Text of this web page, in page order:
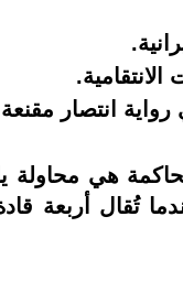
انتصار
هي محاولة
تُقال أربعة